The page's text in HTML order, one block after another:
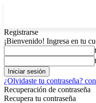
Registrarse
¡Bienvenido! Ingresa en tu
¿Olvidaste tu contraseña?
Recuperación de contraseña
Recupera tu contraseña